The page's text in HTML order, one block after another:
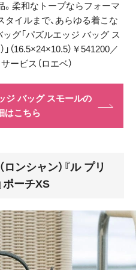
柔和なトープならフォーマ
イルまで、あらゆる着こな
グ「パズルエッジ バッグ ス
（16.5×24×10.5）￥541200／
ービス（ロエベ）
ジ バッグ スモールの
はこちら
ロンシャン）『ル プリ
ポーチXS